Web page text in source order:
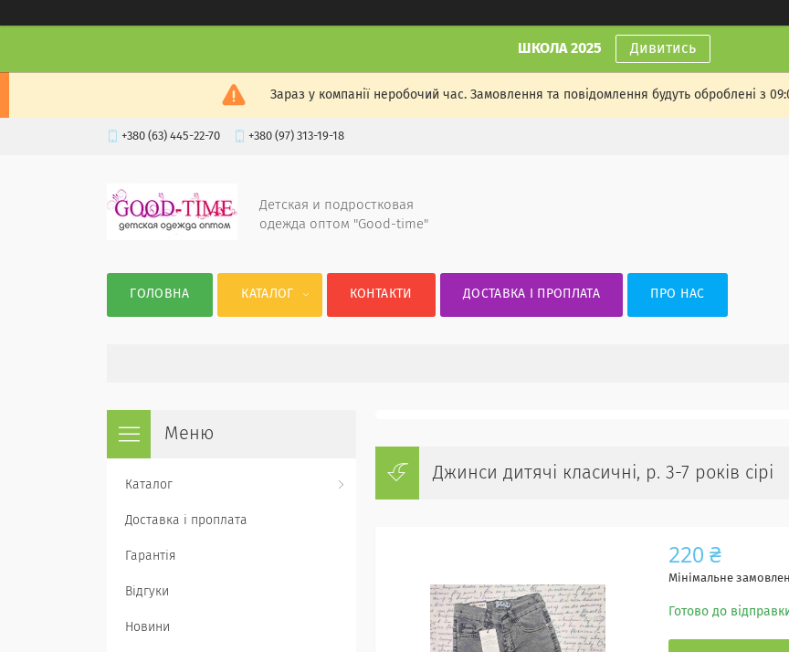
ШКОЛА 2025 Дивитись
Зараз у компанії неробочий час. Замовлення та повідомлення будуть оброблені з
+380 (63) 445-22-70 +380 (97) 313-19-18
Детская и подростковая
одежда оптом "Good-time"
ГОЛОВНА КАТАЛОГ КОНТАКТИ ДОСТАВКА І ПРОПЛАТА ПРО НАС
Джинси дитячі класичні, р. 3-7 років сірі
220 ₴
Мінімальне
Готово до
Каталог
Доставка і проплата
Гарантія
Відгуки
Новини